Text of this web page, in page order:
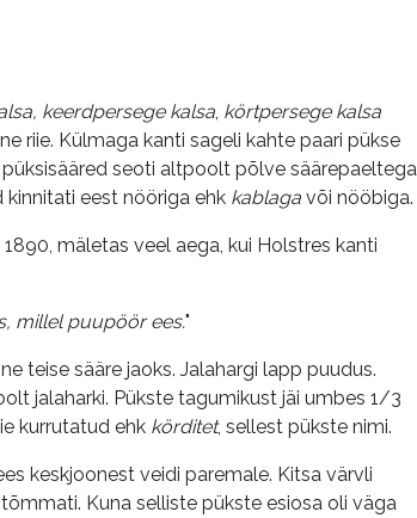
keerdpersege kalsa, körtpersege kalsa
riie. Külmaga kanti sageli kahte paari pükse
seoti altpoolt põlve säärepaeltega
kinnitati eest nööriga ehk kablaga või nööbiga.
mäletas veel aega, kui Holstres kanti
millel puupöör ees."
teise sääre jaoks. Jalahargi lapp puudus.
jalaharki. Pükste tagumikust jäi umbes 1/3
kurrutatud ehk körditet, sellest pükste nimi.
keskjoonest veidi paremale. Kitsa värvli
Kuna selliste pükste esiosa oli väga